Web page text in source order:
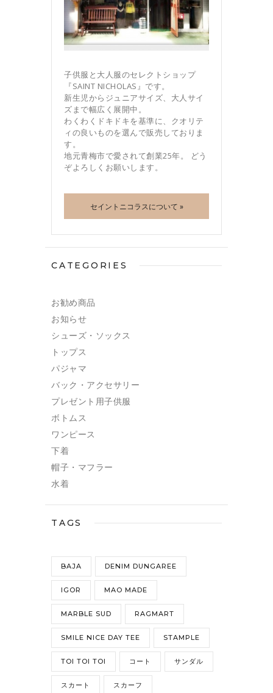
子供服と大人服のセレクトショップ
『SAINT NICHOLAS』です。
新生児からジュニアサイズ、大人サイ
ズまで幅広く展開中。
わくわくドキドキを基準に、クオリテ
ィの良いものを選んで販売しておりま
す。
地元青梅市で愛されて創業25年。 どう
ぞよろしくお願いします。
セイントニコラスについて »
CATEGORIES
お勧め商品
お知らせ
シューズ・ソックス
トップス
パジャマ
バック・アクセサリー
プレゼント用子供服
ボトムス
ワンピース
下着
帽子・マフラー
水着
TAGS
BAJA DENIM DUNGAREE
IGOR MAO MADE
MARBLE SUD RAGMART
SMILE NICE DAY TEE STAMPLE
TOI TOI TOI コート サンダル
スカート スカーフ